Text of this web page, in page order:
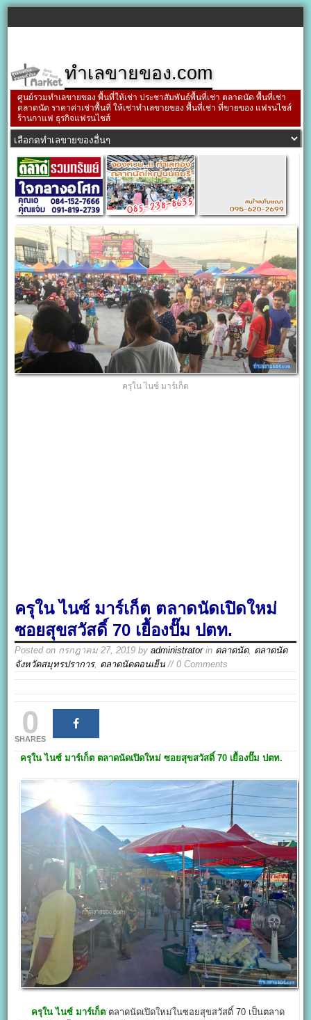
ทำเลขายของ.com
ศูนย์รวมทำเลขายของ พื้นที่ให้เช่า ประชาสัมพันธ์พื้นที่เช่า ตลาดนัด พื้นที่เช่า
ตลาดนัด ราคาค่าเช่าพื้นที่ ให้เช่าทำเลขายของ พื้นที่เช่า ที่ขายของ แฟรนไชส์
ร้านกาแฟ ธุรกิจแฟรนไชส์
ครุใน ไนซ์ มาร์เก็ต
ครุใน ไนซ์ มาร์เก็ต ตลาดนัดเปิดใหม่
ซอยสุขสวัสดิ์ 70 เยื้องปั๊ม ปตท.
Posted on กรกฎาคม 27, 2019 byadministratorin ตลาดนัด, ตลาดนัด
จังหวัดสมุทรปราการ, ตลาดนัดตอนเย็น // 0 Comments
0
SHARES
ครุใน ไนซ์ มาร์เก็ต ตลาดนัดเปิดใหม่ ซอยสุขสวัสดิ์ 70 เยื้องปั๊ม ปตท.
ครุใน ไนซ์ มาร์เก็ต ตลาดนัดเปิดใหม่ในซอยสุขสวัสดิ์ 70 เป็นตลาด